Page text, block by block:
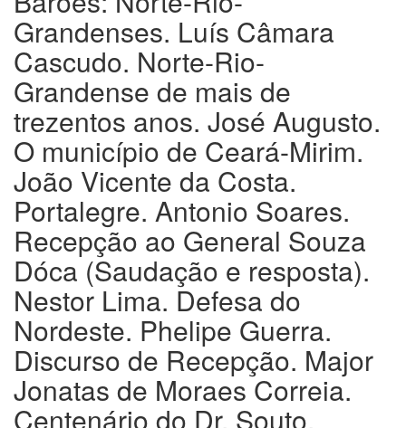
Grandenses. Luís Câmara
Cascudo. Norte-Rio-
Grandense de mais de
trezentos anos. José Augusto.
O município de Ceará-Mirim.
João Vicente da Costa.
Portalegre. Antonio Soares.
Recepção ao General Souza
Dóca (Saudação e resposta).
Nestor Lima. Defesa do
Nordeste. Phelipe Guerra.
Discurso de Recepção. Major
Jonatas de Moraes Correia.
Centenário do Dr. Souto.